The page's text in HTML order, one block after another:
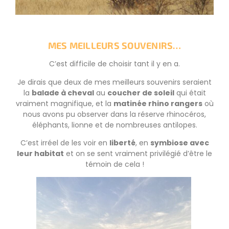
MES MEILLEURS SOUVENIRS…
C’est difficile de choisir tant il y en a.
Je dirais que deux de mes meilleurs souvenirs seraient
la balade à chevalau coucher de soleilqui était
vraiment magnifique, et la matinée rhino rangersoù
nous avons pu observer dans la réserve rhinocéros,
éléphants, lionne et de nombreuses antilopes.
C’est irréel de les voir en liberté, en symbiose avec
leur habitat et on se sent vraiment privilégié d’être le
témoin de cela !